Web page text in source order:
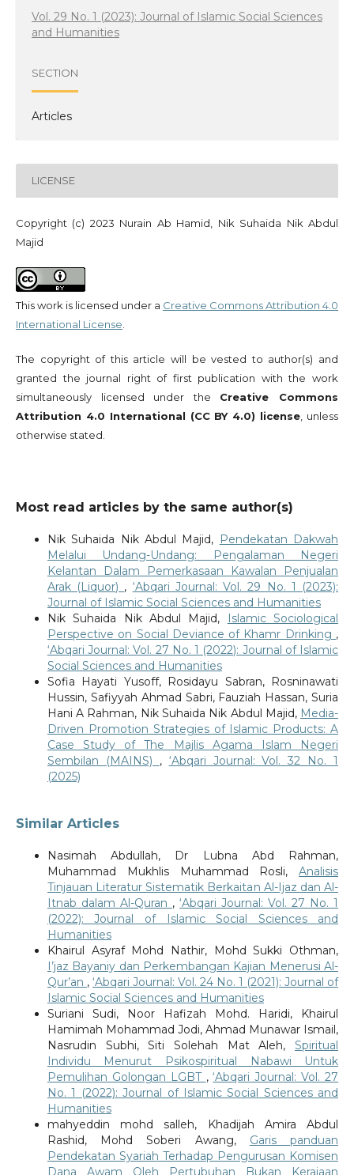
Vol. 29 No. 1 (2023): Journal of Islamic Social Sciences
and Humanities
SECTION
Articles
LICENSE
Copyright (c) 2023 Nurain Ab Hamid, Nik Suhaida Nik Abdul
Majid
This work is licensed under a Creative Commons Attribution 4.0
International License
The copyright of this article will be vested to author(s) and
granted the journal right of first publication with the work
simultaneously licensed under the Creative Commons
Attribution 4.0 International (CC BY 4.0) license , unless
otherwise stated.
Most read articles by the same author(s)
Nik Suhaida Nik Abdul Majid, Pendekatan Dakwah
Melalui Undang-Undang: Pengalaman Negeri
Kelantan Dalam Pemerkasaan Kawalan Penjualan
Arak (Liquor) , ‘Abqari Journal: Vol. 29 No. 1 (2023):
Journal of Islamic Social Sciences and Humanities
Nik Suhaida Nik Abdul Majid,
Islamic Sociological
Perspective on Social Deviance of Khamr Drinking ,
‘Abqari Journal: Vol. 27 No. 1 (2022): Journal of Islamic
Social Sciences and Humanities
Sofia Hayati Yusoff, Rosidayu Sabran, Rosninawati
Hussin, Safiyyah Ahmad Sabri, Fauziah Hassan, Suria
Hani A Rahman, Nik Suhaida Nik Abdul Majid, Media-
Driven Promotion Strategies of Islamic Products: A
Case Study of The Majlis Agama Islam Negeri
Sembilan (MAINS) , ‘Abqari Journal: Vol. 32 No. 1
(2025)
Similar Articles
Nasimah Abdullah, Dr Lubna Abd Rahman,
Muhammad Mukhlis Muhammad Rosli,Analisis
Tinjauan Literatur Sistematik Berkaitan Al-Ijaz dan Al-
Itnab dalam Al-Quran ,‘Abqari Journal: Vol. 27 No. 1
(2022): Journal of Islamic Social Sciences and
Humanities
Khairul Asyraf Mohd Nathir, Mohd Sukki Othman,
I’jaz Bayaniy dan Perkembangan Kajian Menerusi Al-
Qur’an , ‘Abqari Journal: Vol. 24 No. 1 (2021): Journal of
Islamic Social Sciences and Humanities
Suriani Sudi, Noor Hafizah Mohd. Haridi, Khairul
Hamimah Mohammad Jodi, Ahmad Munawar Ismail,
Nasrudin Subhi, Siti Solehah Mat Aleh,Spiritual
Individu Menurut Psikospiritual Nabawi Untuk
Pemulihan Golongan LGBT ,‘Abqari Journal: Vol. 27
No. 1 (2022): Journal of Islamic Social Sciences and
Humanities
mahyeddin mohd salleh, Khadijah Amira Abdul
Rashid, Mohd Soberi Awang, Garis panduan
Pendekatan Syariah Terhadap Pengurusan Komisen
Dana Awam Oleh Pertubuhan Bukan Kerajaan